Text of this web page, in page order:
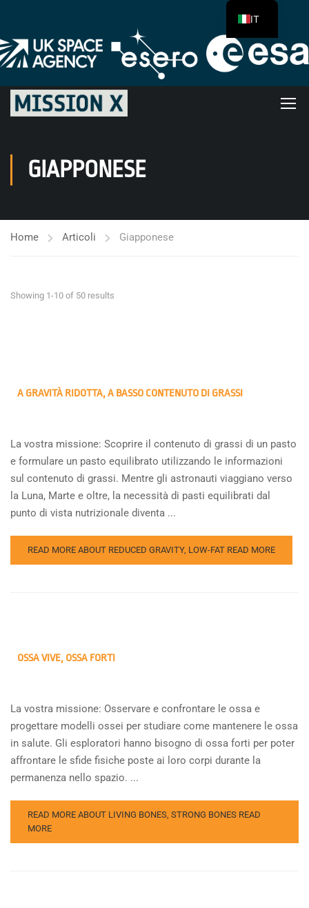
GIAPPONESE
Home Articoli Giapponese
Showing 1-10 of 50 results
A GRAVITÀ RIDOTTA, A BASSO CONTENUTO DI GRASSI
La vostra missione: Scoprire il contenuto di grassi di un pasto
e formulare un pasto equilibrato utilizzando le informazioni
sul contenuto di grassi. Mentre gli astronauti viaggiano verso
la Luna, Marte e oltre, la necessità di pasti equilibrati dal
punto di vista nutrizionale diventa ...
READ MORE ABOUT REDUCED GRAVITY, LOW-FAT READ MORE
OSSA VIVE, OSSA FORTI
La vostra missione: Osservare e confrontare le ossa e
progettare modelli ossei per studiare come mantenere le ossa
in salute. Gli esploratori hanno bisogno di ossa forti per poter
affrontare le sfide fisiche poste ai loro corpi durante la
permanenza nello spazio. ...
READ MORE ABOUT LIVING BONES, STRONG BONES READ
MORE
IT